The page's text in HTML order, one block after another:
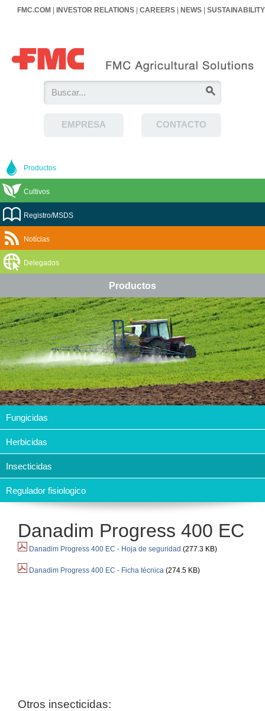
FMC.COM INVESTOR RELATIONS CAREERS NEWS SUSTAINABILITY
EMPRESA CONTACTO
Productos
Cultivos
Registro/MSDS
Notícias
Delegados
Productos
Fungicidas
Herbicidas
Insecticidas
Regulador fisiologico
Danadim Progress 400 EC
Danadim Progress 400 EC - Hoja de seguridad (277.3 KB)
Danadim Progress 400 EC - Ficha técnica (274.5 KB)
Otros insecticidas: